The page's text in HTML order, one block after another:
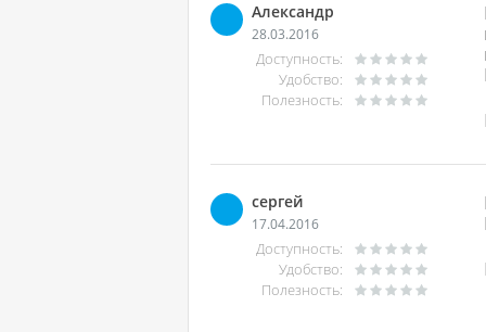
Александр
28.03.2016
Доступность:
Удобство:
Полезность:
сергей
17.04.2016
Доступность:
Удобство:
Полезность: